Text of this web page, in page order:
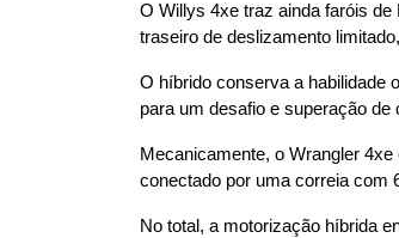
O Willys 4xe traz ainda faróis
traseiro de deslizamento
O híbrido conserva a habilidade
para um desafio e superação
Mecanicamente, o Wrangler
conectado por uma correia com
No total, a motorização híbrida